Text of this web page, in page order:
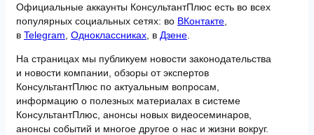
Официальные аккаунты КонсультантПлюс есть во всех
популярных социальных сетях: во ВКонтакте
в Telegram Одноклассниках , в Дзене
На страницах мы публикуем новости законодательства
и новости компании, обзоры от экспертов
КонсультантПлюс по актуальным вопросам,
информацию о полезных материалах в системе
КонсультантПлюс, анонсы новых видеосеминаров,
анонсы событий и многое другое о нас и жизни вокруг.